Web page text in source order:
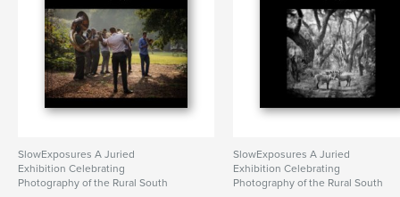
SlowExposures A Juried
Exhibition Celebrating
Photography of the Rural South
SlowExposures A Juried
Exhibition Celebrating
Photography of the Rural South